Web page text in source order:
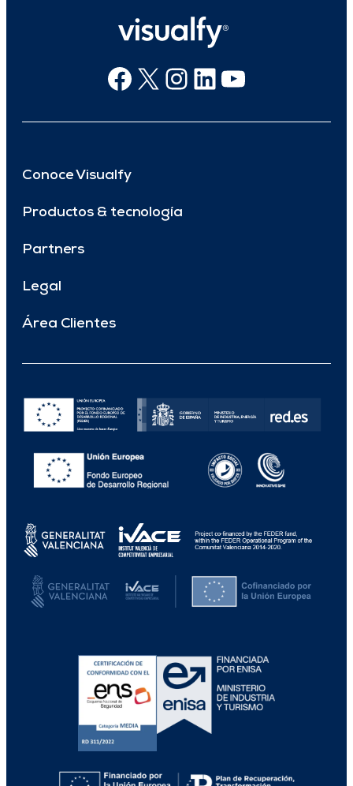
Facebook
X Instagram
Linkedin
Youtube
Conoce Visualfy
Productos & tecnología
Partners
Legal
Área Clientes